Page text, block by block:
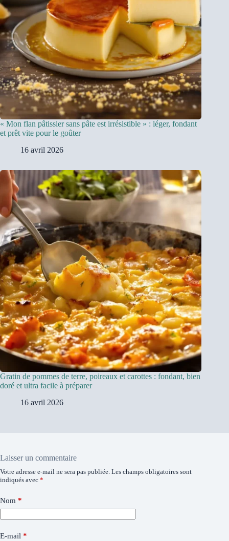
« Mon flan pâtissier sans pâte est irrésistible » : léger, fondant
et prêt vite pour le goûter
16 avril 2026
Gratin de pommes de terre, poireaux et carottes : fondant, bien
doré et ultra facile à préparer
16 avril 2026
Laisser un commentaire
Votre adresse e-mail ne sera pas publiée. Les champs obligatoires sont
indiqués avec *
Nom *
E-mail *